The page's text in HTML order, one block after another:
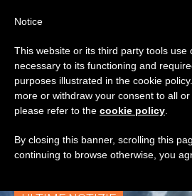
TAG
Posts
War.
Notice
This website or its third party tools use
necessary to its functioning and
purposes illustrated in the cookie
more or withdraw your consent to all
please refer to the cookie policy
By closing this banner, scrolling this
continuing to browse otherwise, you